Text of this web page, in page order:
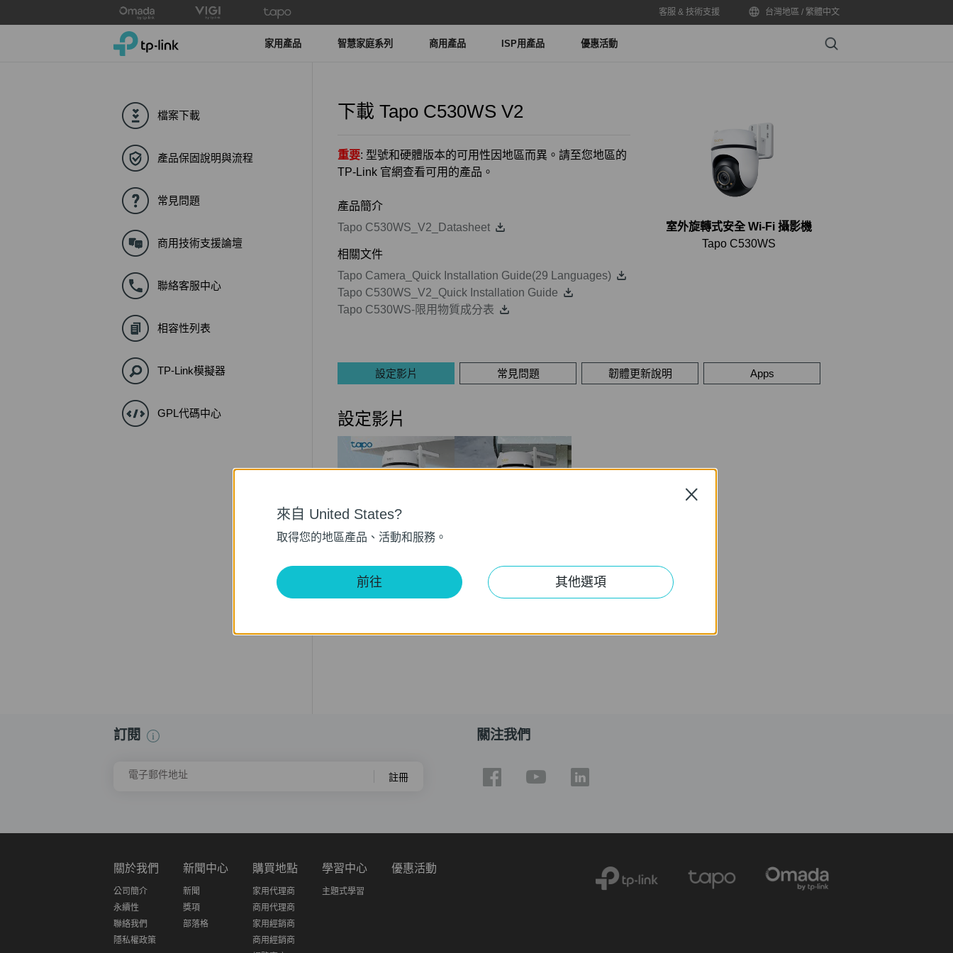
to
客服 & 技術支援 台灣地區 / 繁體中文
TP-Link, Reliably Smart 家用產品 智慧家庭系列 商用產品 ISP用產品 優惠活動 Search
檔案下載
產品保固說明與流程
常見問題
商用技術支援論壇
聯絡客服中心
相容性列表
TP-Link模擬器
GPL代碼中心
下載 Tapo C530WS V2
重要: 型號和硬體版本的可用性因地區而異。請至您地區的
TP-Link 官網查看可用的產品。
產品簡介
Tapo C530WS_V2_Datasheet
相關文件
Tapo Camera_Quick Installation Guide(29 Languages)
Tapo C530WS_V2_Quick Installation Guide
Tapo C530WS-限用物質成分表
室外旋轉式安全 Wi-Fi 攝影機
Tapo C530WS
設定影片 常見問題 韌體更新說明 Apps
設定影片
How to Set Up Your Outdoor Pan/Tilt
Security Wi-Fi Camera via Bluetooth
訂閱
電子郵件地址 註冊
關注我們
關於我們
公司簡介
永續性
聯絡我們
隱私權政策
新聞中心
新聞
獎項
部落格
購買地點
家用代理商
商用代理商
家用經銷商
商用經銷商
學習中心
主題式學習
優惠活動
來自 United States?
取得您的地區產品、活動和服務。
前往 其他選項
Close